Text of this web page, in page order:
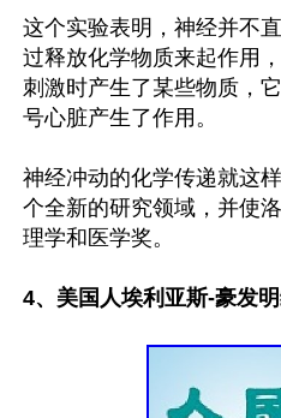
这个实验表明，神经并不
过释放化学物质来起作用
刺激时产生了某些物质，
号心脏产生了作用。
神经冲动的化学传递就这
个全新的研究领域，并使
理学和医学奖。
4、美国人埃利亚斯-豪发